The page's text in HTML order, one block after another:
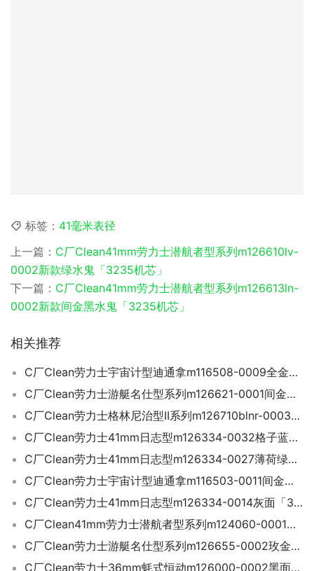
标签： 41毫米表径
上一篇： C厂Clean41mm劳力士潜航者型系列m126610lv-
0002新款绿水鬼「3235机芯」
下一篇： C厂Clean41mm劳力士潜航者型系列m126613ln-
0002新款间金黑水鬼「3235机芯」
相关推荐
C厂Clean劳力士宇宙计型迪通拿m116508-0009全金迪「4130机芯」
C厂Clean劳力士游艇名仕型系列m126621-0001间金咖啡面游艇40mm
C厂Clean劳力士格林尼治型II系列m126710blnr-0003国米圈
C厂Clean劳力士41mm日志型m126334-0032格子蓝面「3235机芯」
C厂Clean劳力士41mm日志型m126334-0027薄荷绿「3235机芯」
C厂Clean劳力士宇宙计型迪通拿m116503-0011间金迪「4130机芯」
C厂Clean劳力士41mm日志型m126334-0014灰面「3235机芯」
C厂Clean41mm劳力士潜航者型系列m124060-0001新款无历黑鬼「3230机芯」
C厂Clean劳力士游艇名仕型系列m126655-0002玫金游艇40mm
C厂Clean劳力士36mm蚝式恒动m126000-0002黑面「3230机芯」